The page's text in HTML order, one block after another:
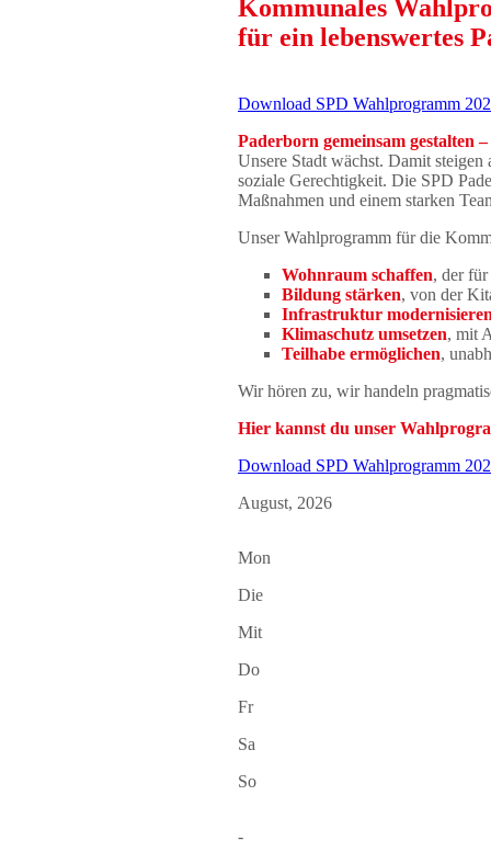
Kommunales
für ein lebenswertes
Download SPD Wahlprogramm
Paderborn gemeinsam gestalten
Unsere Stadt wächst. Damit
soziale Gerechtigkeit. Die SPD
Maßnahmen und einem starken
Unser Wahlprogramm für die
Wohnraum schaffen, der
Bildung stärken, von der
Infrastruktur modernisieren
Klimaschutz umsetzen, mit
Teilhabe ermöglichen,
Wir hören zu, wir handeln
Hier kannst du unser
Download SPD Wahlprogramm
August, 2026
Mon
Die
Mit
Do
Fr
Sa
So
-